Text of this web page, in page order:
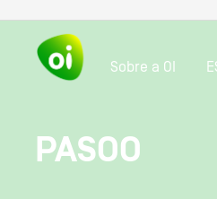
Sobre a OI
PASOO